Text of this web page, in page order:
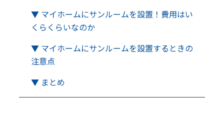
▼ マイホームにサンルームを設置！費用はい
くらくらいなのか
▼ マイホームにサンルームを設置するときの
注意点
▼ まとめ